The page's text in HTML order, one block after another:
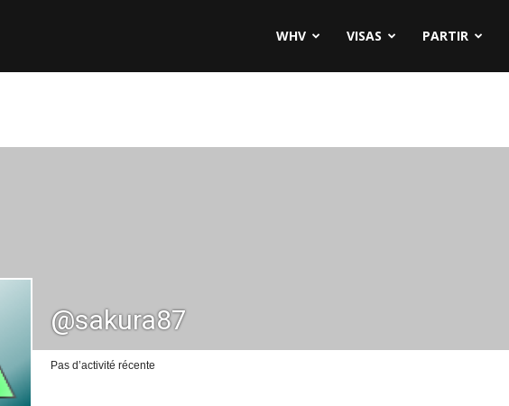
WHV VISAS PARTIR
@sakura87
Pas d’activité récente